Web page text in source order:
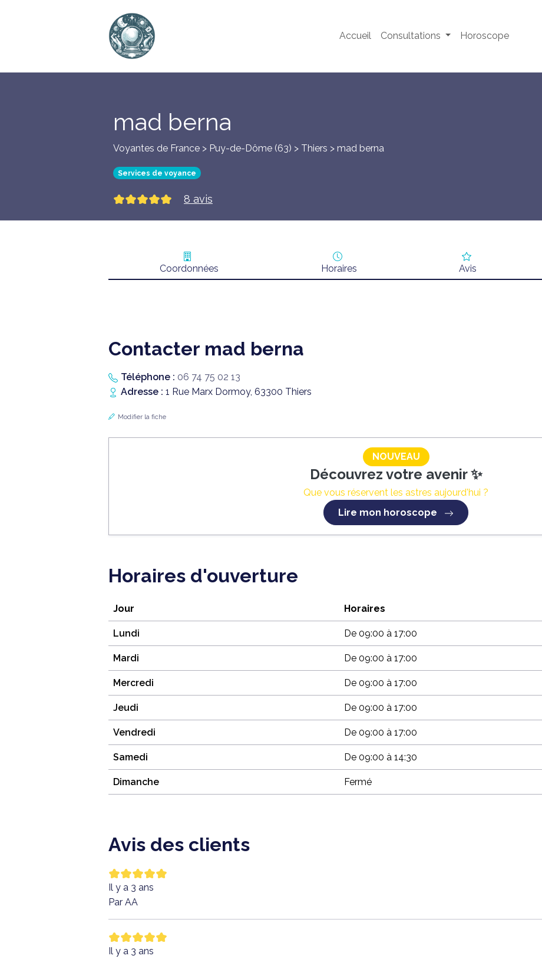
Accueil Consultations Horoscope
mad berna
Voyantes de France > Puy-de-Dôme (63) > Thiers > mad berna
Services de voyance
8 avis
Coordonnées Horaires Avis
Contacter mad berna
Téléphone : 06 74 75 02 13
Adresse : 1 Rue Marx Dormoy, 63300 Thiers
Modifier la fiche
NOUVEAU
Découvrez votre avenir ✨
Que vous réservent les astres aujourd'hui ?
Lire mon horoscope
Horaires d'ouverture
Jour Horaires
Lundi De 09:00 à 17:00
Mardi De 09:00 à 17:00
Mercredi De 09:00 à 17:00
Jeudi De 09:00 à 17:00
Vendredi De 09:00 à 17:00
Samedi De 09:00 à 14:30
Dimanche Fermé
Avis des clients
Il y a 3 ans
Par AA
Il y a 3 ans